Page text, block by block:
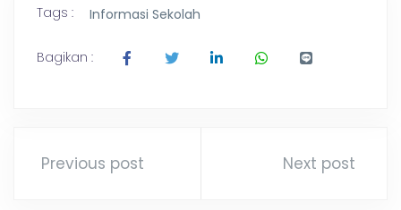
Tags : Informasi Sekolah
Bagikan :
Previous post Next post